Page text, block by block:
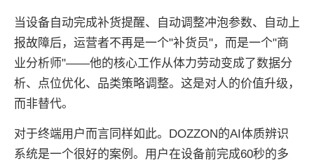
当设备自动完成补货提醒、自动调整冲泡参数、自动上
报故障后，运营者不再是一个"补货员"，而是一个"商
业分析师"——他的核心工作从体力劳动变成了数据分
析、点位优化、品类策略调整。这是对人的价值升级，
而非替代。
对于终端用户而言同样如此。DOZZON的AI体质辨识
系统是一个很好的案例。用户在设备前完成60秒的多